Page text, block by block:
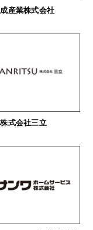
産業株式会社
株式会社三立